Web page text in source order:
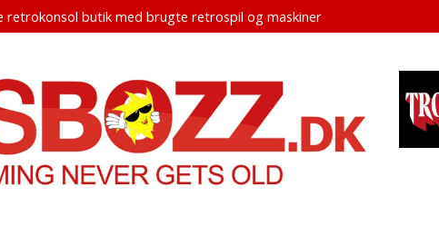
retrokonsol butik med brugte retrospil og maskiner